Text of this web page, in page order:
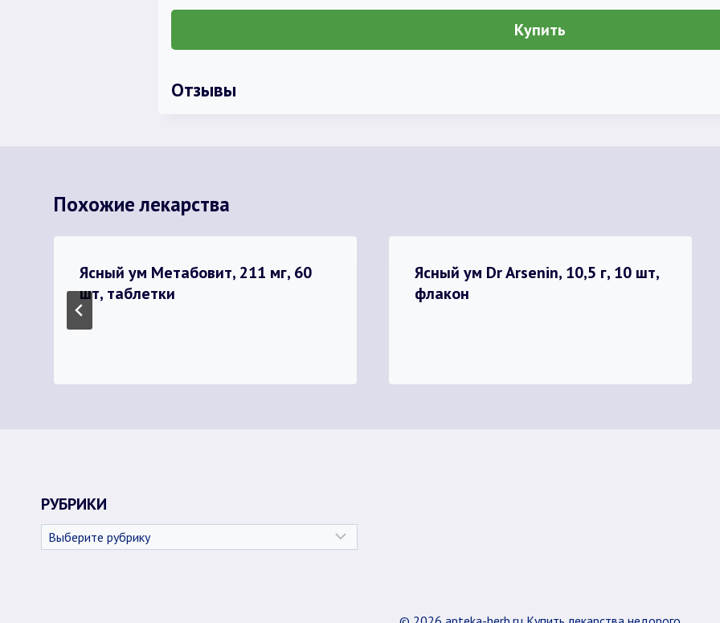
Купить
Отзывы
Похожие лекарства
Ясный ум Метабовит, 211 мг, 60
шт, таблетки
Ясный ум Dr Arsenin, 10,5 г, 10 шт,
флакон
РУБРИКИ
Рубрики